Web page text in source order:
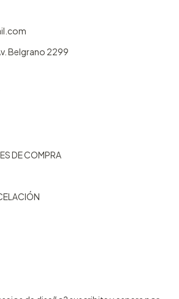
Belgrano 2299
DE COMPRA